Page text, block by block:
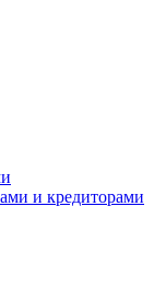
и кредиторами